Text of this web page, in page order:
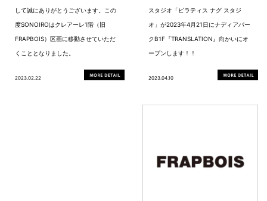
して誠にありがとうございます。この
度SONOIROはクレアーレ1階（旧
FRAPBOIS）区画に移動させていただ
くこととなりました。
2023.02.22
スタジオ「ピラティス ナグ スタジ
オ」が2023年4月21日にナディアパー
クB1F『TRANSLATION』向かいにオ
ープンします！！
2023.04.10